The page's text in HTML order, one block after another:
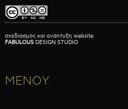
σχεδιασμός και ανάπτυξη website:
FABULOUS DESIGN STUDIO
ΜΕΝΟΥ